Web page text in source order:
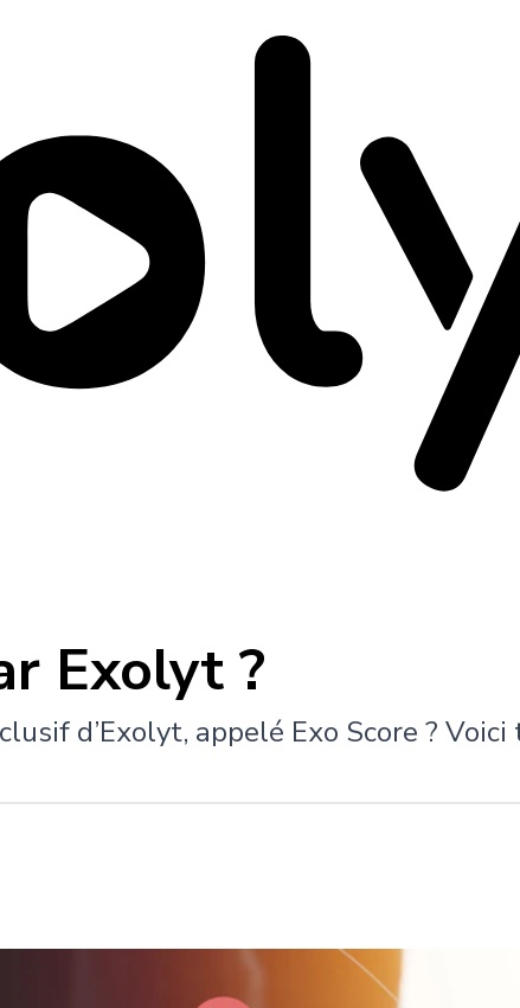
Exolyt ?
d’Exolyt, appelé Exo Score ?